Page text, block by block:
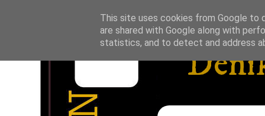
This site uses cookies from Google to
are shared with Google along with
statistics, and to detect and address